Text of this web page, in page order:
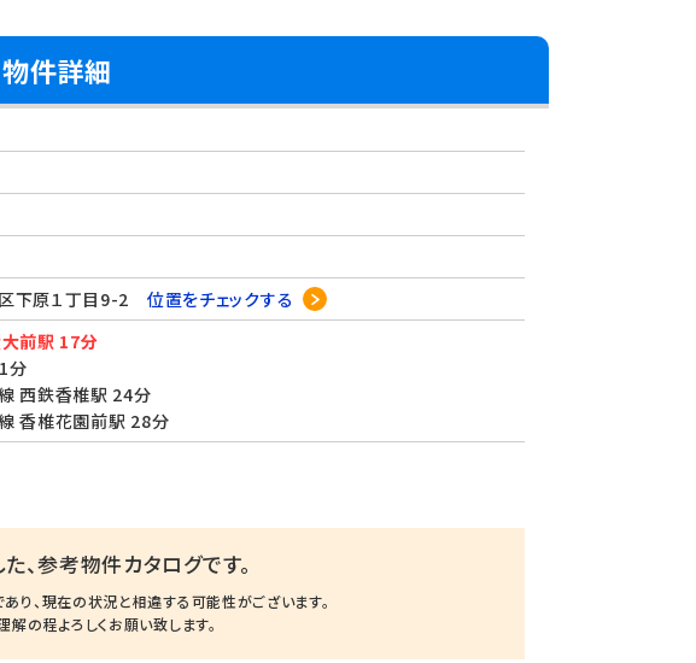
件詳細
下原１丁目9-2 位置をチェックする
前駅 17分
分
西鉄香椎駅 24分
香椎花園前駅 28分
参考物件カタログです。
り、現在の状況と相違する可能性がございます。
の程よろしくお願い致します。